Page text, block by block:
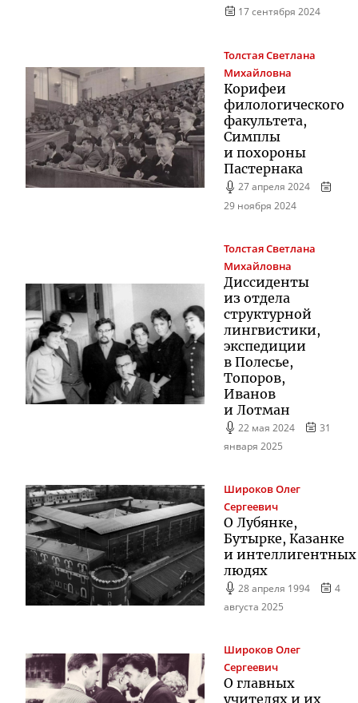
17 сентября 2024
ТолстаяСветлана
Михайловна
Корифеи
филологического
факультета,
Симплы
и похороны
Пастернака
27 апреля 2024
29 ноября 2024
ТолстаяСветлана
Михайловна
Диссиденты
из отдела
структурной
лингвистики,
экспедиции
в Полесье,
Топоров,
Иванов
и Лотман
22 мая 2024
31
января 2025
ШироковОлег
Сергеевич
О Лубянке,
Бутырке, Казанке
и интеллигентных
людях
28 апреля 1994
4
августа 2025
ШироковОлег
Сергеевич
О главных
учителях и их